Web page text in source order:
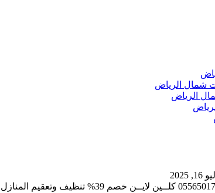
شمال الرياض
الرياض
2025